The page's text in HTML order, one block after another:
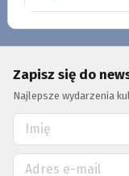
Zapisz się do
Najlepsze wydarzenia